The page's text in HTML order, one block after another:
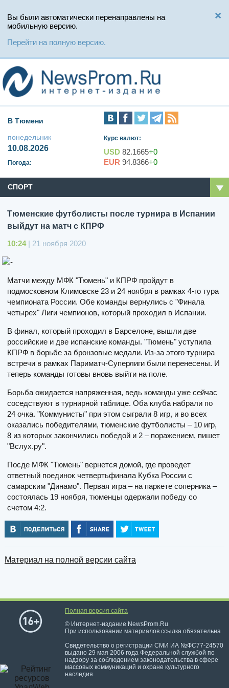
Вы были автоматически перенаправлены на
мобильную версию.
Перейти на полную версию.
В Тюмени
понедельник
10.08.2026
Погода:
Курс валют:
USD 82.1665+0
EUR 94.8366+0
СПОРТ
Тюменские футболисты после турнира в Испании
выйдут на матч с КПРФ
10:24| 21 ноября 2020
Матчи между МФК "Тюмень" и КПРФ пройдут в
подмосковном Климовске 23 и 24 ноября в рамках 4-го тура
чемпионата России. Обе команды вернулись с "Финала
четырех" Лиги чемпионов, который проходил в Испании.
В финал, который проходил в Барселоне, вышли две
российские и две испанские команды. "Тюмень" уступила
КПРФ в борьбе за бронзовые медали. Из-за этого турнира
встречи в рамках Париматч-Суперлиги были перенесены. И
теперь команды готовы вновь выйти на поле.
Борьба ожидается напряженная, ведь команды уже сейчас
соседствуют в турнирной таблице. Оба клуба набрали по
24 очка. "Коммунисты" при этом сыграли 8 игр, и во всех
оказались победителями, тюменские футболисты – 10 игр,
8 из которых закончились победой и 2 – поражением, пишет
"Вслух.ру".
Посде МФК "Тюмень" вернется домой, где проведет
ответный поединок четвертьфинала Кубка России с
самарским "Динамо". Первая игра – на паркете соперника –
состоялась 19 ноября, тюменцы одержали победу со
счетом 4:2.
Материал на полной версии сайта
Полная версия сайта
© Интернет-издание NewsProm.Ru
При использовании материалов ссылка обязательна
Свидетельство о регистрации СМИ ИА №ФС77-24570
выдано 29 мая 2006 года Федеральной службой по
надзору за соблюдением законодательства в сфере
массовых коммуникаций и охране культурного
наследия.